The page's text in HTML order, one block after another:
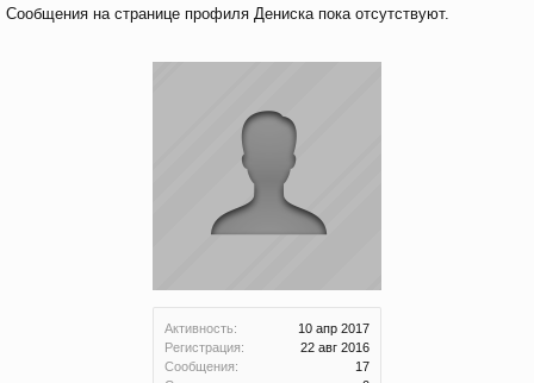
Активность:
10 апр 2017
Регистрация:
22 авг 2016
Сообщения:
17
Сообщения на странице профиля Дениска пока отсутствуют.